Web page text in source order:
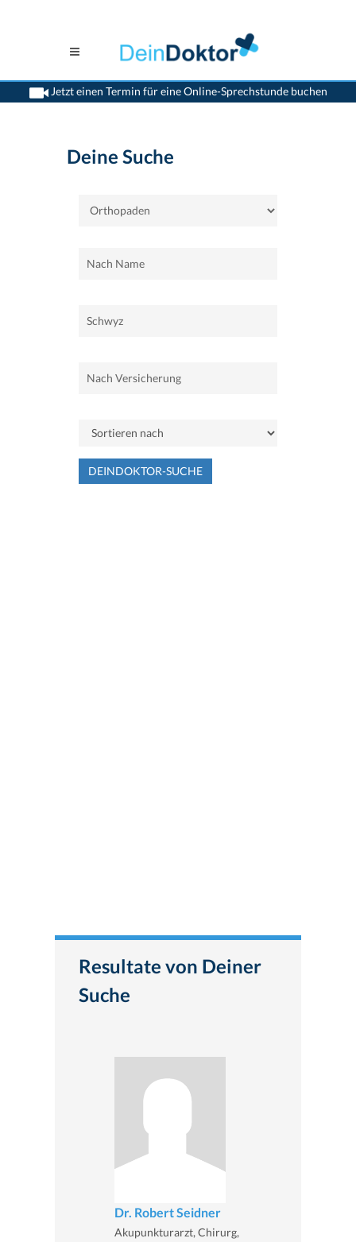
Jetzt einen Termin für eine Online-Sprechstunde buchen
>Home>Schwyz>Orthopaden
Deine Suche
DEINDOKTOR-SUCHE
Resultate von Deiner
Suche
Dr. Robert Seidner
Akupunkturarzt, Chirurg,